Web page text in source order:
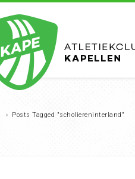
› Posts Tagged "scholiereninterland"